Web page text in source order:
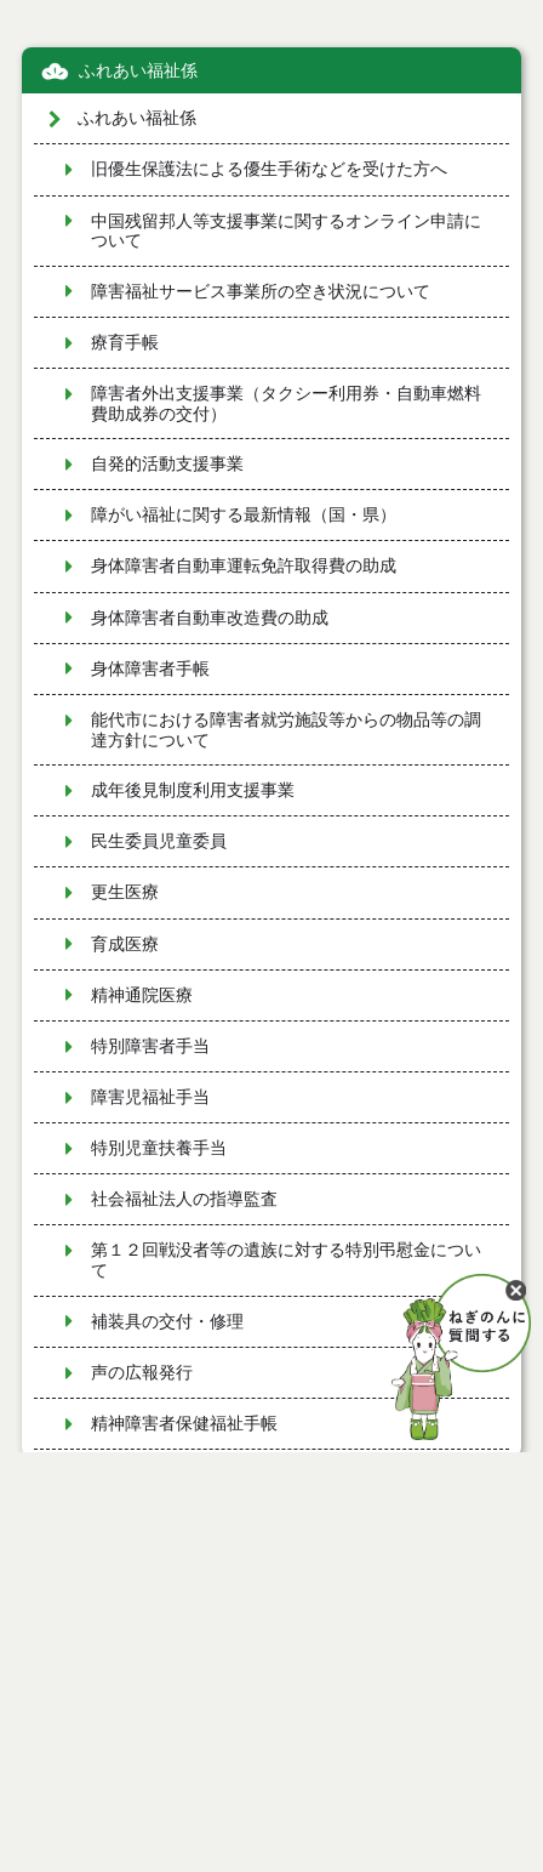
ふれあい福祉係
ふれあい福祉係
旧優生保護法による優生手術などを受けた方へ
中国残留邦人等支援事業に関するオンライン申請に
ついて
障害福祉サービス事業所の空き状況について
療育手帳
障害者外出支援事業（タクシー利用券・自動車燃料
費助成券の交付）
自発的活動支援事業
障がい福祉に関する最新情報（国・県）
身体障害者自動車運転免許取得費の助成
身体障害者自動車改造費の助成
身体障害者手帳
能代市における障害者就労施設等からの物品等の調
達方針について
成年後見制度利用支援事業
民生委員児童委員
更生医療
育成医療
精神通院医療
特別障害者手当
障害児福祉手当
特別児童扶養手当
社会福祉法人の指導監査
第１２回戦没者等の遺族に対する特別弔慰金につい
て
補装具の交付・修理
声の広報発行
精神障害者保健福祉手帳